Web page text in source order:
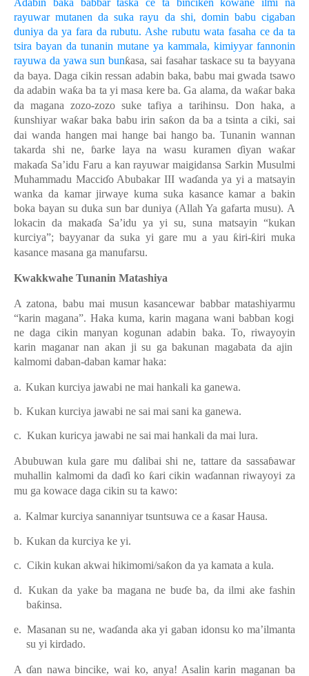
Adabin baka babbar taska ce ta binciken kowane ilmi na
rayuwar mutanen da suka rayu da shi, domin babu cigaban
duniya da ya fara da rubutu. Ashe rubutu wata fasaha ce da ta
tsira bayan da tunanin mutane ya kammala, kimiyyar fannonin
rayuwa da yawa sun bunƙasa, sai fasahar taskace su ta bayyana
da baya. Daga cikin ressan adabin baka, babu mai gwada tsawo
da adabin waƙa ba ta yi masa kere ba. Ga alama, da waƙar baka
da magana zozo-zozo suke tafiya a tarihinsu. Don haka, a
ƙunshiyar waƙar baka babu irin saƙon da ba a tsinta a ciki, sai
dai wanda hangen mai hange bai hango ba. Tunanin wannan
takarda shi ne, ɓarke laya na wasu kuramenɗiyan waƙar
makaɗa Sa’idu Faru a kan rayuwar maigidansa Sarkin Musulmi
Muhammadu Macciɗo Abubakar III waɗanda ya yi a matsayin
wanka da kamar jirwaye kuma suka kasance kamar a bakin
boka bayan su duka sun bar duniya (Allah Ya gafarta musu). A
lokacin da makaɗa Sa’idu ya yi su, suna matsayin “kukan
kurciya”; bayyanar da suka yi gare mu a yau ƙiri-ƙiri muka
kasance masana ga manufarsu.
Kwakkwahe Tunanin Matashiya
A zatona, babu mai musun kasancewar babbar matashiyarmu
“karin magana”. Haka kuma, karin magana wani babban kogi
ne daga cikin manyan kogunan adabin baka. To, riwayoyin
karin maganar nan akan ji su ga bakunan magabata da ajin
kalmomi daban-daban kamar haka:
a. Kukan kurciya jawabi ne mai hankali ka ganewa.
b. Kukan kurciya jawabi ne sai mai sani ka ganewa.
c. Kukan kuricya jawabi ne sai mai hankali da mai lura.
Abubuwan kula gare mu ɗalibai shi ne, tattare da sassaɓawar
muhallin kalmomi da daɗi ko ƙari cikin waɗannan riwayoyi za
mu ga kowace daga cikin su ta kawo:
a. Kalmar kurciya sananniyar tsuntsuwa ce a ƙasar Hausa.
b. Kukan da kurciya ke yi.
c. Cikin kukan akwai hikimomi/saƙon da ya kamata a kula.
d. Kukan da yake ba magana ne buɗe ba, da ilmi ake fashin
baƙinsa.
e. Masanan su ne, waɗanda aka yi gaban idonsu ko ma’ilmanta
su yi kirdado.
A ɗan nawa bincike, wai ko, anya! Asalin karin maganan ba